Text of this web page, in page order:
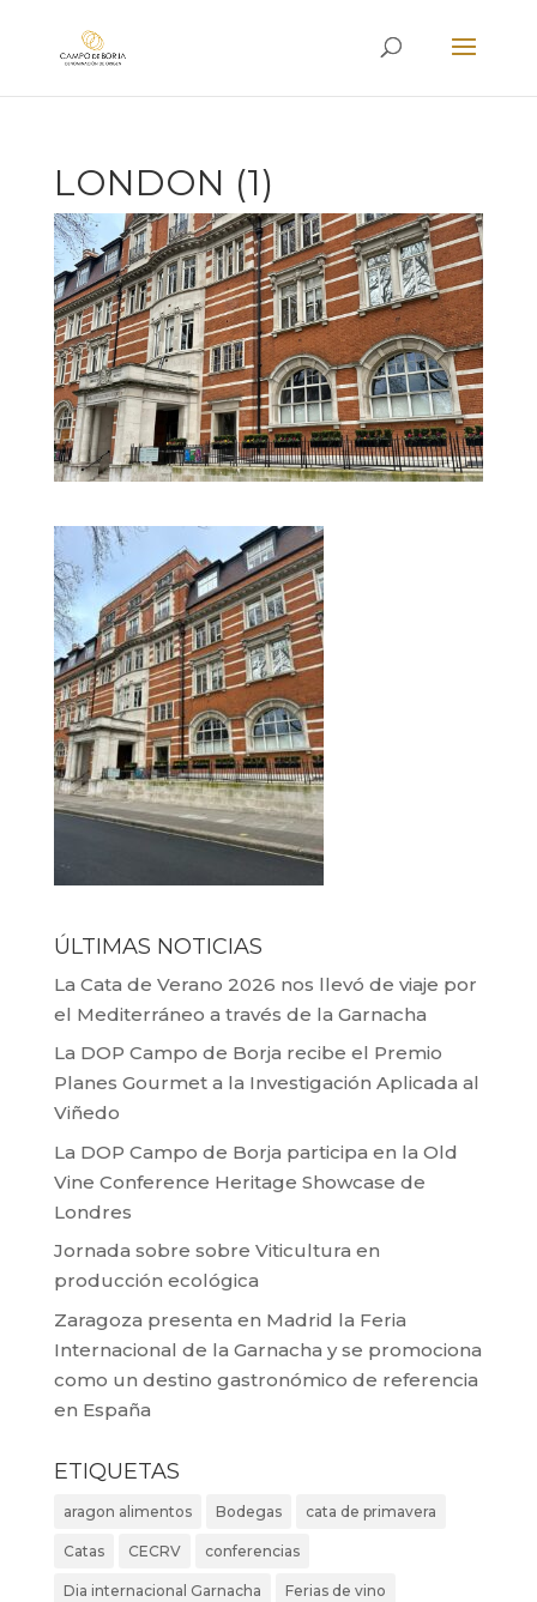
LONDON (1)
ÚLTIMAS NOTICIAS
La Cata de Verano 2026 nos llevó de viaje por
el Mediterráneo a través de la Garnacha
La DOP Campo de Borja recibe el Premio
Planes Gourmet a la Investigación Aplicada al
Viñedo
La DOP Campo de Borja participa en la Old
Vine Conference Heritage Showcase de
Londres
Jornada sobre sobre Viticultura en
producción ecológica
Zaragoza presenta en Madrid la Feria
Internacional de la Garnacha y se promociona
como un destino gastronómico de referencia
en España
ETIQUETAS
aragon alimentos Bodegas cata de primavera
Catas CECRV conferencias
Dia internacional Garnacha Ferias de vino